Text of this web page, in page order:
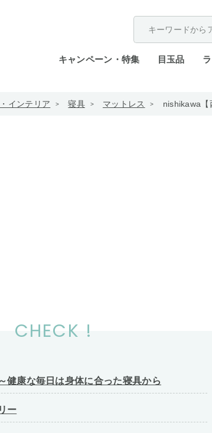
キャンペーン・特集 目玉品
インテリア 寝具 マットレス nishikawa【
CHECK !
健康な毎日は身体に合った寝具から
ー